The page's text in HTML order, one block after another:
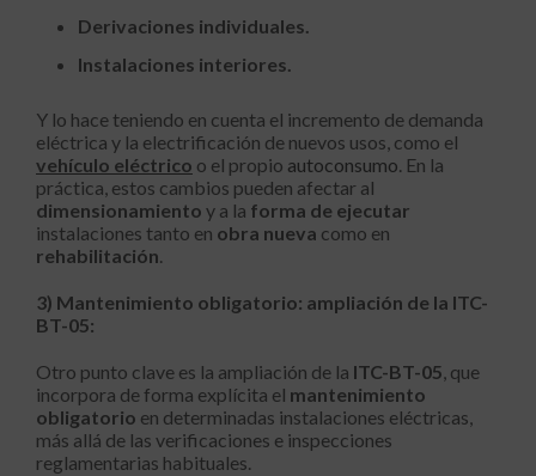
Derivaciones individuales.
Instalaciones interiores.
Y lo hace teniendo en cuenta el incremento de demanda
eléctrica y la electrificación de nuevos usos, como el
vehículo eléctrico o el propio autoconsumo. En la
práctica, estos cambios pueden afectar al
dimensionamiento y a la forma de ejecutar
instalaciones tanto en obra nueva como en
rehabilitación.
3) Mantenimiento obligatorio: ampliación de la ITC-
BT-05:
Otro punto clave es la ampliación de la ITC-BT-05, que
incorpora de forma explícita el mantenimiento
obligatorio en determinadas instalaciones eléctricas,
más allá de las verificaciones e inspecciones
reglamentarias habituales.